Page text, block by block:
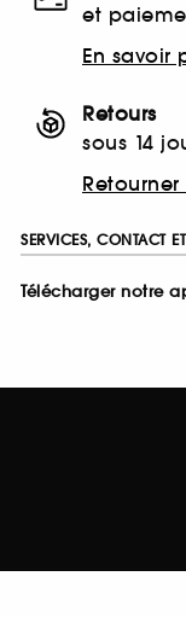
et
En savoir
Retours
sous 14
SERVICES, CONTACT
Télécharger notre